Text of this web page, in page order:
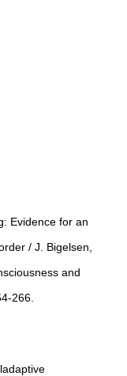
Evidence for an
/ J. Bigelsen,
and
266.